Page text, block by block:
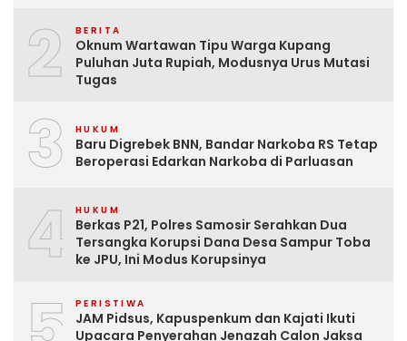
2
BERITA
Oknum Wartawan Tipu Warga Kupang
Puluhan Juta Rupiah, Modusnya Urus Mutasi
Tugas
3 HUKUM
Baru Digrebek BNN, Bandar Narkoba RS Tetap
Beroperasi Edarkan Narkoba di Parluasan
4 HUKUM
Berkas P21, Polres Samosir Serahkan Dua
Tersangka Korupsi Dana Desa Sampur Toba
ke JPU, Ini Modus Korupsinya
PERISTIWA
JAM Pidsus, Kapuspenkum dan Kajati Ikuti
Upacara Penyerahan Jenazah Calon Jaksa